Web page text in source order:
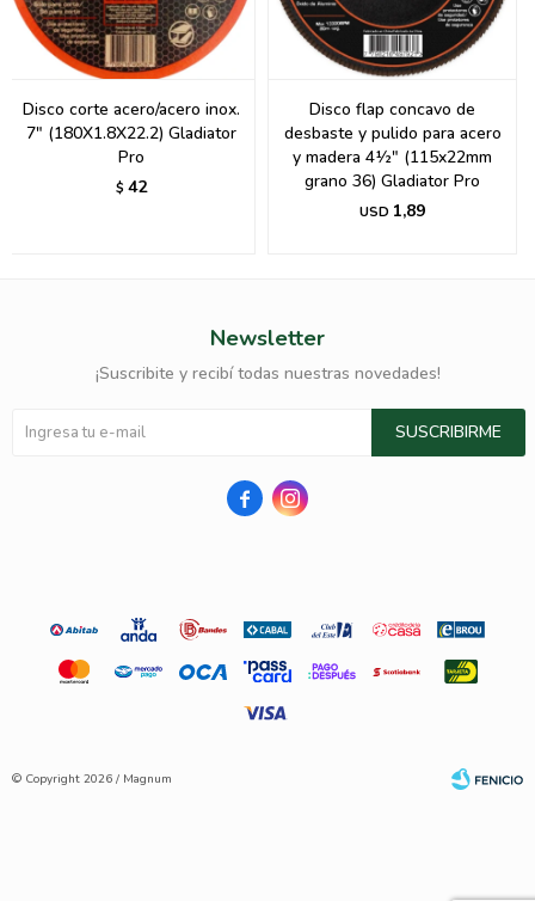
Disco corte acero/acero inox.
7" (180X1.8X22.2) Gladiator
Pro
$ 42
Disco flap concavo de
desbaste y pulido para acero
y madera 4½" (115x22mm
grano 36) Gladiator Pro
USD 1,89
Newsletter
¡Suscribite y recibí todas nuestras novedades!
SUSCRIBIRME
 
© Copyright 2026 / Magnum